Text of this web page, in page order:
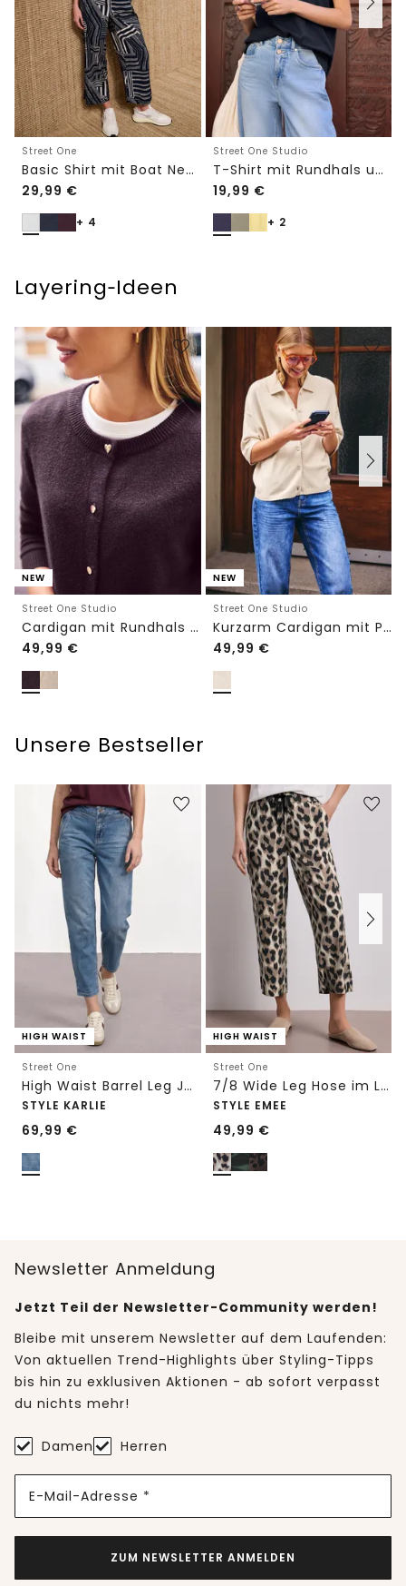
Street One
Basic Shirt mit Boat Neck und Elastikbund
29,99 €
+ 4
Street One Studio
T-Shirt mit Rundhals und Embroidery-Detail
19,99 €
+ 2
Layering‑Ideen
NEW
Street One Studio
Cardigan mit Rundhals und Knöpfen
49,99 €
NEW
Street One Studio
Kurzarm Cardigan mit Polokragen
49,99 €
Unsere Bestseller
HIGH WAIST
Street One
High Waist Barrel Leg Jeans im Loose Fit
STYLE KARLIE
69,99 €
HIGH WAIST
Street One
7/8 Wide Leg Hose im Loose Fit mit Print
STYLE EMEE
49,99 €
Newsletter Anmeldung
Jetzt Teil der Newsletter-Community werden!
Bleibe mit unserem Newsletter auf dem Laufenden:
Von aktuellen Trend-Highlights über Styling-Tipps
bis hin zu exklusiven Aktionen - ab sofort verpasst
du nichts mehr!
Damen Herren
E-Mail-Adresse *
ZUM NEWSLETTER ANMELDEN